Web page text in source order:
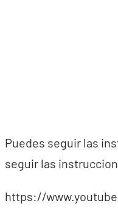
Puedes seguir las
seguir las
https://